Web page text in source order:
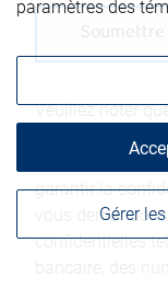
Veuillez noter
cette page de
sécurisées et
garantir la
vous
confidentielles
paramètres des
Gérer